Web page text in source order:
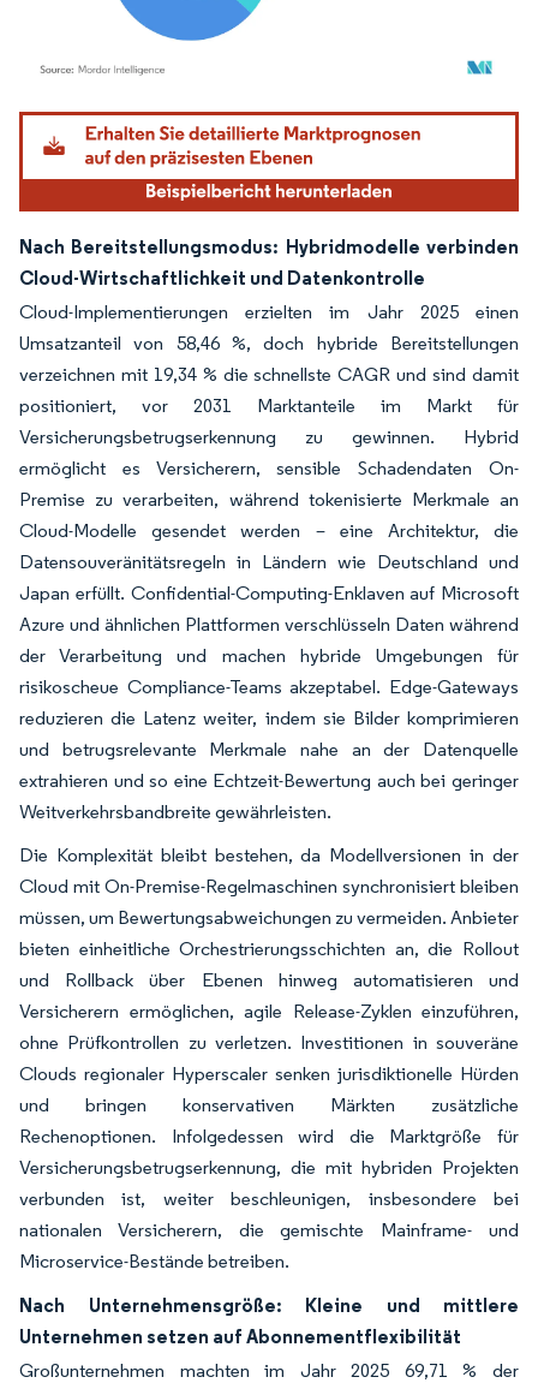
Bild © Mordor Intelligence. Wiederverwendung erfordert Namensnennung gemäß
Nach Bereitstellungsmodus: Hybridmodelle verbinden
Cloud-Wirtschaftlichkeit und Datenkontrolle
Cloud-Implementierungen erzielten im Jahr 2025 einen
Umsatzanteil von 58,46 %, doch hybride Bereitstellungen
verzeichnen mit 19,34 % die schnellste CAGR und sind damit
positioniert, vor 2031 Marktanteile im Markt für
Versicherungsbetrugserkennung zu gewinnen. Hybrid
ermöglicht es Versicherern, sensible Schadendaten On-
Premise zu verarbeiten, während tokenisierte Merkmale an
Cloud-Modelle gesendet werden – eine Architektur, die
Datensouveränitätsregeln in Ländern wie Deutschland und
Japan erfüllt. Confidential-Computing-Enklaven auf Microsoft
Azure und ähnlichen Plattformen verschlüsseln Daten während
der Verarbeitung und machen hybride Umgebungen für
risikoscheue Compliance-Teams akzeptabel. Edge-Gateways
reduzieren die Latenz weiter, indem sie Bilder komprimieren
und betrugsrelevante Merkmale nahe an der Datenquelle
extrahieren und so eine Echtzeit-Bewertung auch bei geringer
Weitverkehrsbandbreite gewährleisten.
Die Komplexität bleibt bestehen, da Modellversionen in der
Cloud mit On-Premise-Regelmaschinen synchronisiert bleiben
müssen, um Bewertungsabweichungen zu vermeiden. Anbieter
bieten einheitliche Orchestrierungsschichten an, die Rollout
und Rollback über Ebenen hinweg automatisieren und
Versicherern ermöglichen, agile Release-Zyklen einzuführen,
ohne Prüfkontrollen zu verletzen. Investitionen in souveräne
Clouds regionaler Hyperscaler senken jurisdiktionelle Hürden
und bringen konservativen Märkten zusätzliche
Rechenoptionen. Infolgedessen wird die Marktgröße für
Versicherungsbetrugserkennung, die mit hybriden Projekten
verbunden ist, weiter beschleunigen, insbesondere bei
nationalen Versicherern, die gemischte Mainframe- und
Microservice-Bestände betreiben.
Nach Unternehmensgröße: Kleine und mittlere
Unternehmen setzen auf Abonnementflexibilität
Großunternehmen machten im Jahr 2025 69,71 % der